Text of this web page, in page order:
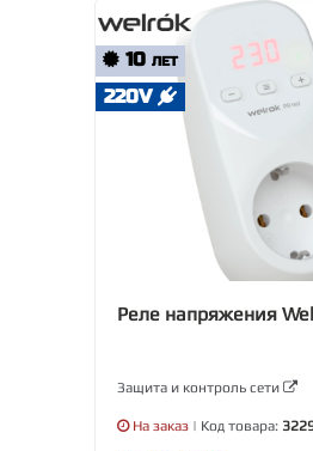
10 ЛЕТ
220V
Реле напряжения
Защита и контроль сети
На заказ | Код товара: